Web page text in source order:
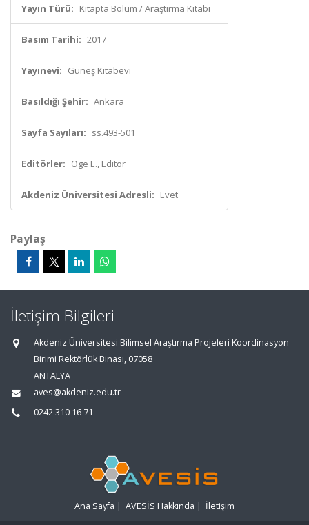
Yayın Türü: Kitapta Bölüm / Araştırma Kitabı
Basım Tarihi: 2017
Yayınevi: Güneş Kitabevi
Basıldığı Şehir: Ankara
Sayfa Sayıları: ss.493-501
Editörler: Öge E., Editör
Akdeniz Üniversitesi Adresli: Evet
Paylaş
İletişim Bilgileri
Akdeniz Üniversitesi Bilimsel Araştırma Projeleri Koordinasyon
Birimi Rektörlük Binası, 07058
ANTALYA
aves@akdeniz.edu.tr
0242 310 16 71
Ana Sayfa | AVESİS Hakkında | İletişim